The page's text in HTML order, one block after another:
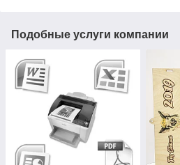
Подобные услуги компании